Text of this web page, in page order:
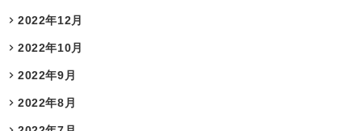
2022年12月
2022年10月
2022年9月
2022年8月